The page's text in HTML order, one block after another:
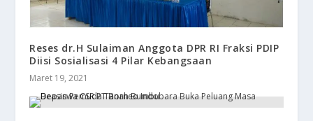
Reses dr.H Sulaiman Anggota DPR RI Fraksi PDIP
Diisi Sosialisasi 4 Pilar Kebangsaan
Maret 19, 2021